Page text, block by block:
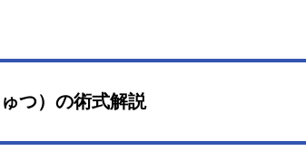
つ）の術式解説